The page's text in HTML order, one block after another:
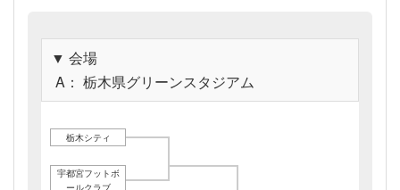
▼ 会場
A： 栃木県グリーンスタジアム
栃木シティ
4/24A
宇都宮フットボ
ールクラブ